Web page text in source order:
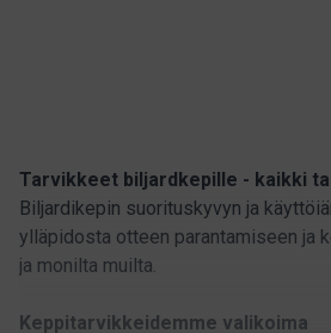
Tarvikkeet biljardkepille - kaikki
Biljardikepin suorituskyvyn ja
ylläpidosta otteen parantamiseen ja
ja monilta muilta.
Keppitarvikkeidemme valikoima